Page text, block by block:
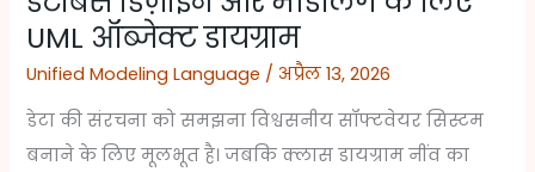
UML ऑब्जेक्ट डायग्राम
Unified Modeling Language /अप्रैल 13, 2026
डेटा की संरचना को समझना विश्वसनीय सॉफ्टवेयर सिस्टम
बनाने के लिए मूलभूत है। जबकि क्लास डायग्राम नींव का